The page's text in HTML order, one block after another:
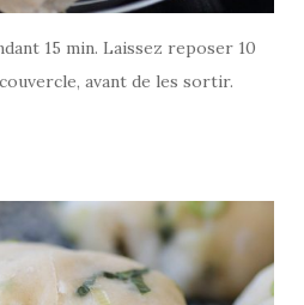
15 min. Laissez reposer 10
avant de les sortir.